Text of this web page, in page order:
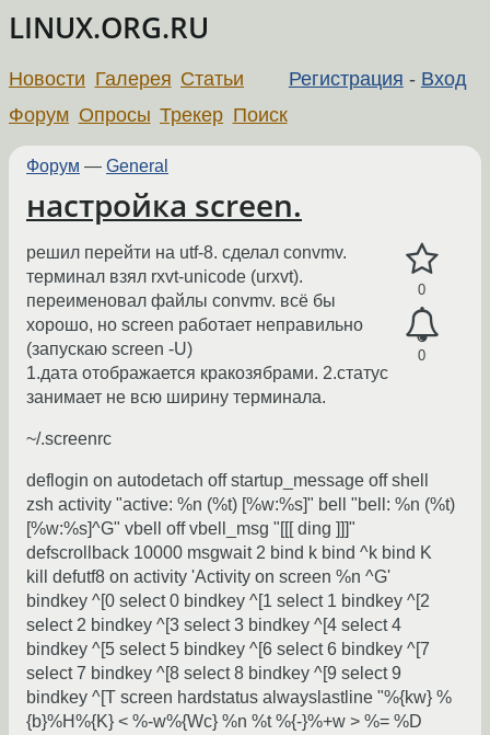
LINUX.ORG.RU
Регистрация - Вход
Новости Галерея Статьи
Форум Опросы Трекер Поиск
Форум — General
настройка screen.
0
0
решил перейти на utf-8. сделал convmv.
терминал взял rxvt-unicode (urxvt).
переименовал файлы convmv. всё бы
хорошо, но screen работает неправильно
(запускаю screen -U)
1.дата отображается кракозябрами. 2.статус
занимает не всю ширину терминала.
~/.screenrc
deflogin on autodetach off startup_message off shell
zsh activity "active: %n (%t) [%w:%s]" bell "bell: %n (%t)
[%w:%s]^G" vbell off vbell_msg "[[[ ding ]]]"
defscrollback 10000 msgwait 2 bind k bind ^k bind K
kill defutf8 on activity 'Activity on screen %n ^G'
bindkey ^[0 select 0 bindkey ^[1 select 1 bindkey ^[2
select 2 bindkey ^[3 select 3 bindkey ^[4 select 4
bindkey ^[5 select 5 bindkey ^[6 select 6 bindkey ^[7
select 7 bindkey ^[8 select 8 bindkey ^[9 select 9
bindkey ^[T screen hardstatus alwayslastline "%{kw} %
{b}%H%{K} < %-w%{Wc} %n %t %{-}%+w > %= %D